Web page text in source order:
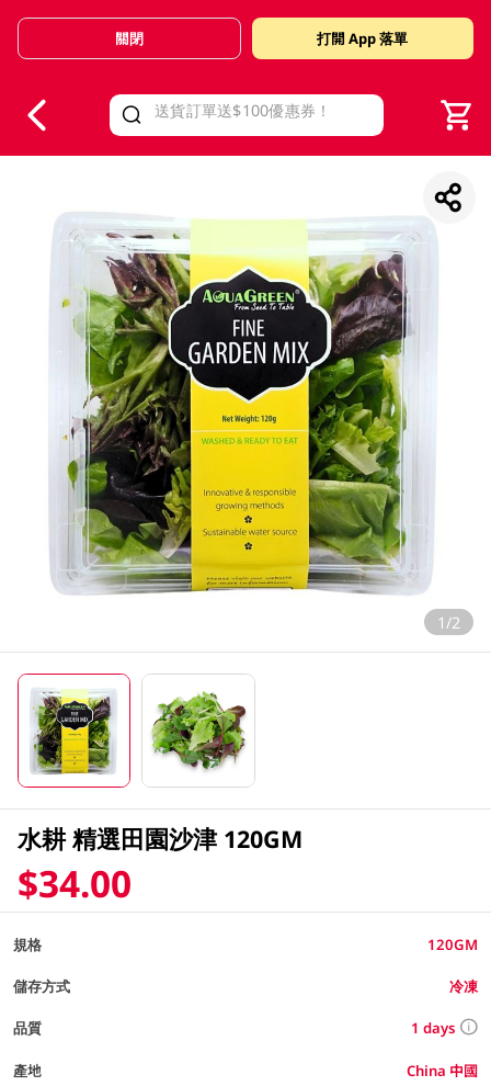
Valid Until 30 June 2026
關閉 打開 App 落單
1/2
水耕 精選田園沙津 120GM
$34.00
規格 120GM
儲存方式 冷凍
品質 1 days
產地 China 中國